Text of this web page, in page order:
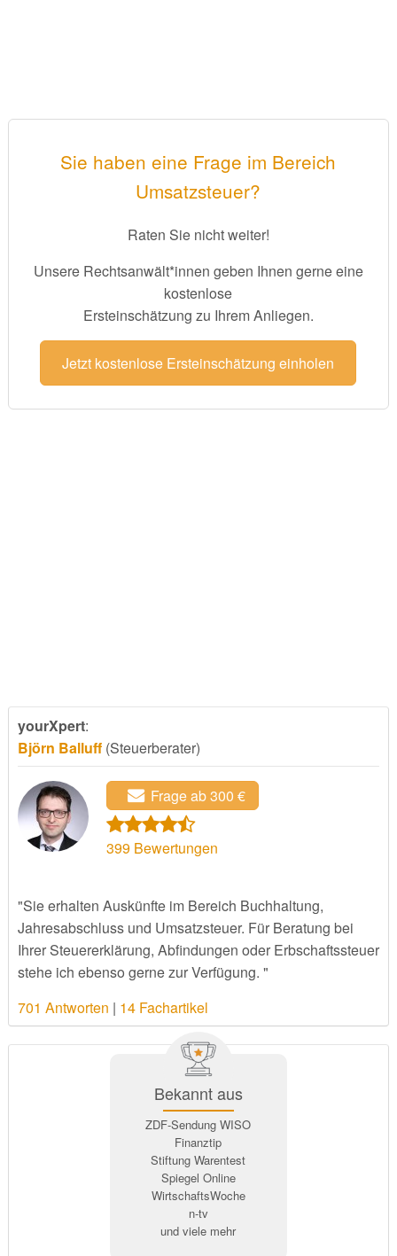
Sie haben eine Frage im Bereich
Umsatzsteuer?
Raten Sie nicht weiter!
Unsere Rechtsanwält*innen geben Ihnen gerne eine
kostenlose
Ersteinschätzung zu Ihrem Anliegen.
Jetzt kostenlose Ersteinschätzung einholen
yourXpert:
Björn Balluff(Steuerberater)
Frage ab 300 €
399Bewertungen
"Sie erhalten Auskünfte im Bereich Buchhaltung,
Jahresabschluss und Umsatzsteuer. Für Beratung bei
Ihrer Steuererklärung, Abfindungen oder Erbschaftssteuer
stehe ich ebenso gerne zur Verfügung. "
701 Antworten | 14 Fachartikel
Bekannt aus
ZDF-Sendung WISO
Finanztip
Stiftung Warentest
Spiegel Online
WirtschaftsWoche
n-tv
und viele mehr